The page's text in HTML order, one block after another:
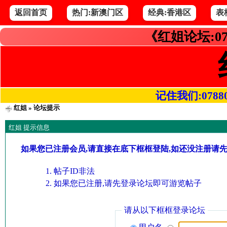
返回首页 热门:新澳门区 经典:香港区 表
《红姐论坛
记住我们
红姐» 论坛提示
红姐 提示信息
如果您已注册会员,请直接在底下框框登陆,如还没注册请
帖子ID非法
如果您已注册,请先登录论坛即可游览帖子
请从以下框框登录论坛